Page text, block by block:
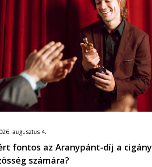
augusztus 4.
fontos az Aranypánt-díj a cigány
számára?